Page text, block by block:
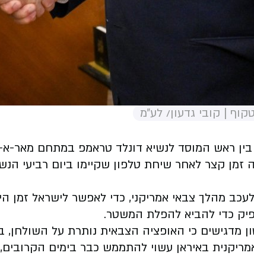
| קובי גדעון/ לע״מ
ראש המוסד לנשיא דונלד טראמפ במתחם מאר-
זמן קצר לאחר שיחת טלפון שקיימו ביום רביעי
לעכב מהלך צבאי אמריקני, כדי לאפשר לישראל
כדי להביא להפלת המשטר.
מדגישים כי האופציה הצבאית נותרת על
באיראן עשוי להתממש כבר בימים